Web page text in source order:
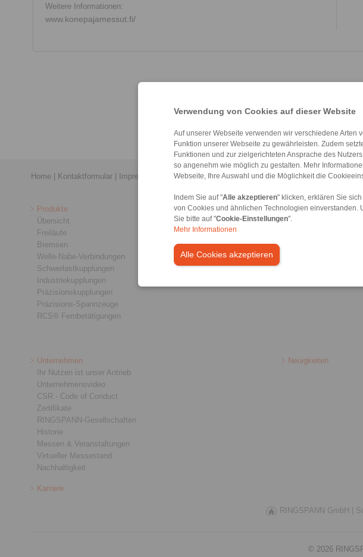
Verwendung von Cookies auf dieser Website
Auf unserer Webseite verwenden wir verschiedene Arten
Funktion unserer Webseite zu gewährleisten. Zudem
Funktionen und zur zielgerichteten Ansprache des
so angenehm wie möglich zu gestalten. Mehr
Webseite, Ihre Auswahl und die Möglichkeit die
Indem Sie auf "Alle akzeptieren" klicken, erklären Sie
von Cookies und ähnlichen Technologien einverstanden.
Sie bitte auf "Cookie-Einstellungen".
Mehr Informationen
Alle Cookies akzeptieren
Weitere Informationen:
www.konepajamessut.fi/
Home Kontaktformular Impressum Datenschutzerklärung|Allgemeine Verkaufsbedingungen
Produkte
Übersicht
Freiläufe
Bremsen
Welle-Nabe-Verbindungen
Schwerlastkupplungen
Industriekupplungen
Präzisionskupplungen
Präzisions-Spannzeuge
RCS® Fernbetätigungen
Branchen
Unternehmen
Ihr Nutzen ist unser Antrieb
Unternehmensvideo
CSR - Code of Conduct
Zertifikate
RINGSPANN-Gesellschaften
Historie
Messen & Veranstaltungen
Virtueller Messestand
Nachhaltigkeit
Neuigkeiten
Karriere
RINGSPANN GmbH |
© 2026